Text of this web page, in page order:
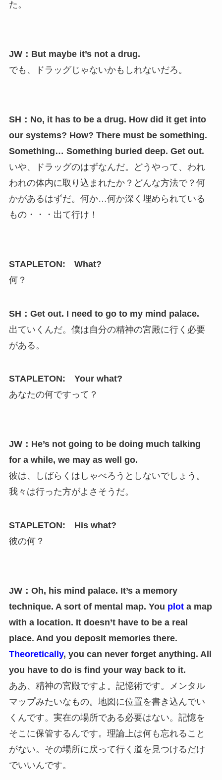
た。
JW：But maybe it’s not a drug.
でも、ドラッグじゃないかもしれないだろ。
SH：No, it has to be a drug. How did it get into
our systems? How? There must be something.
Something… Something buried deep. Get out.
いや、ドラッグのはずなんだ。どうやって、われ
われの体内に取り込まれたか？どんな方法で？何
かがあるはずだ。何か…何か深く埋められている
もの・・・出て行け！
STAPLETON: What?
何？
SH：Get out. I need to go to my mind palace.
出ていくんだ。僕は自分の精神の宮殿に行く必要
がある。
STAPLETON: Your what?
あなたの何ですって？
JW：He’s not going to be doing much talking
for a while, we may as well go.
彼は、しばらくはしゃべろうとしないでしょう。
我々は行った方がよさそうだ。
STAPLETON: His what?
彼の何？
JW：Oh, his mind palace. It’s a memory
technique. A sort of mental map. You plota map
with a location. It doesn’t have to be a real
place. And you deposit memories there.
Theoretically, you can never forget anything. All
you have to do is find your way back to it.
ああ、精神の宮殿ですよ。記憶術です。メンタル
マップみたいなもの。地図に位置を書き込んでい
くんです。実在の場所である必要はない。記憶を
そこに保管するんです。理論上は何も忘れること
がない。その場所に戻って行く道を見つけるだけ
でいいんです。